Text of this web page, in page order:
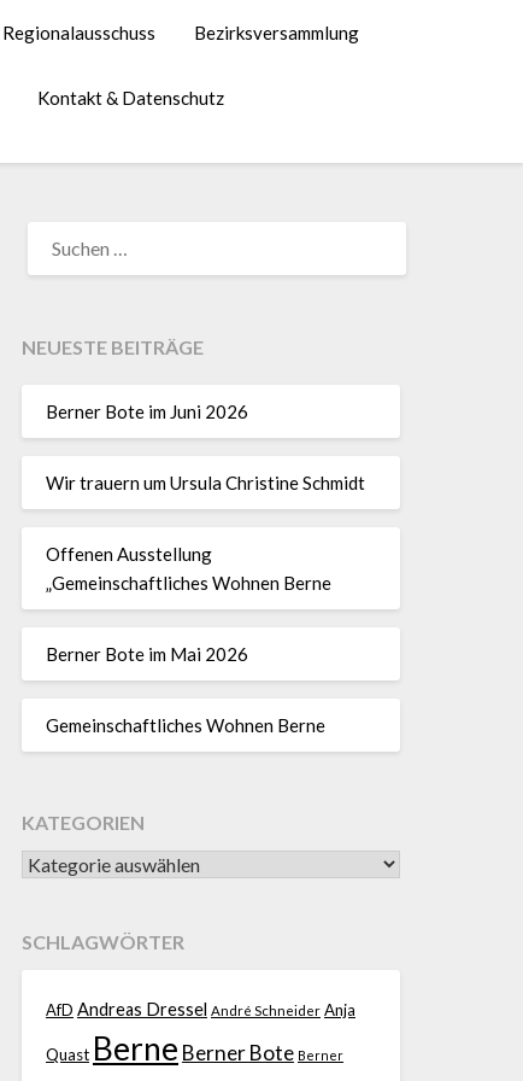
Regionalausschuss Bezirksversammlung
Kontakt & Datenschutz
NEUESTE BEITRÄGE
Berner Bote im Juni 2026
Wir trauern um Ursula Christine Schmidt
Offenen Ausstellung
„Gemeinschaftliches Wohnen Berne
Berner Bote im Mai 2026
Gemeinschaftliches Wohnen Berne
KATEGORIEN
SCHLAGWÖRTER
AfD Andreas Dressel André Schneider Anja
Quast Berne Berner Bote Berner